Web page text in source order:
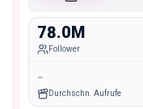
78.0M
Follower
-
Durchschn. Aufrufe